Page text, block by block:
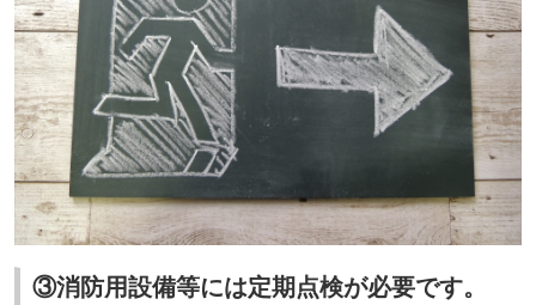
③消防用設備等には定期点検が必要です。